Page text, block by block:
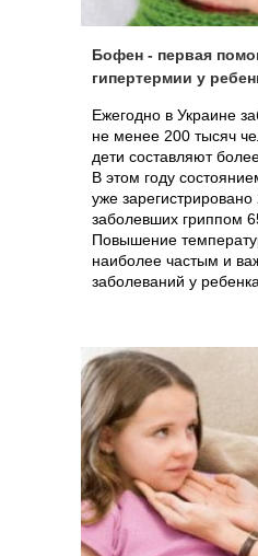
Бофен - первая
гипертермии у
Ежегодно в Украине
не менее 200 тысяч
дети составляют
В этом году
уже зарегистрировано
заболевших гриппом
Повышение
наиболее частым и
заболеваний у ребенка.